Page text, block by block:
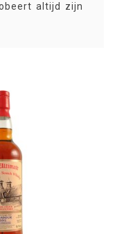
altijd zijn